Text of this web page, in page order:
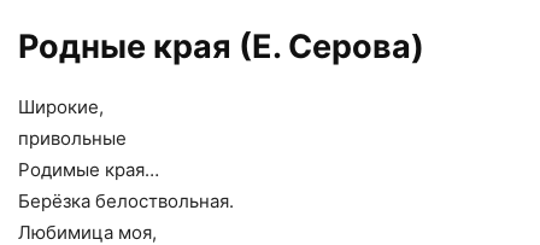
Родные края (Е. Серова)
Широкие,
привольные
Родимые края…
Берёзка белоствольная.
Любимица моя,